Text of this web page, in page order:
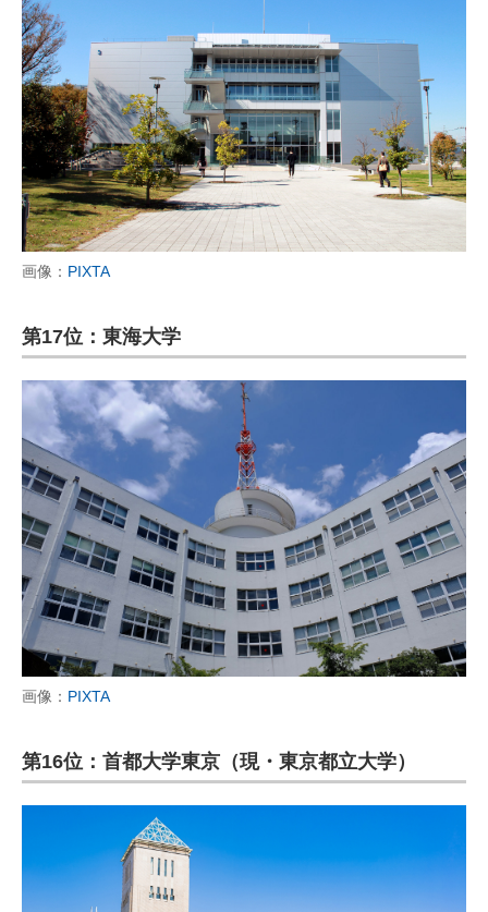
画像： PIXTA
第17位：東海大学
画像： PIXTA
第16位：首都大学東京（現・東京都立大学）